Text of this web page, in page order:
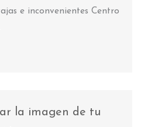
e inconvenientes Centro
la imagen de tu